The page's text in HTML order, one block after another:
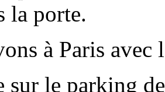
la porte.
à Paris avec
sur le parking